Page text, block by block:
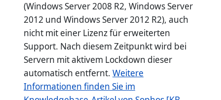
(Windows Server 2008 R2, Windows Server
2012 und Windows Server 2012 R2), auch
nicht mit einer Lizenz für erweiterten
Support. Nach diesem Zeitpunkt wird bei
Servern mit aktivem Lockdown dieser
automatisch entfernt. Weitere
Informationen finden Sie im